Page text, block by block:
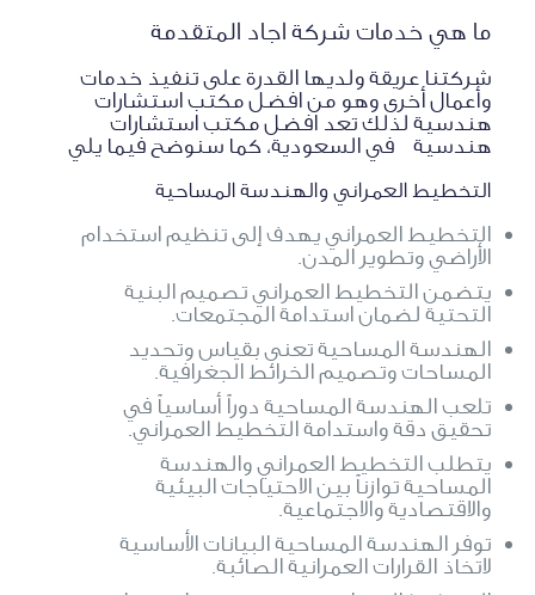
ما هي خدمات شركة اجاد المتقدمة
شركتنا عريقة ولديها القدرة على تنفيذ خدمات
وأعمال أخرى وهو من افضل مكتب استشارات
هندسية لذلك تعد افضل مكتب استشارات
هندسية في السعودية، كما سنوضح فيما يلي
التخطيط العمراني والهندسة المساحية
التخطيط العمراني يهدف إلى تنظيم استخدام
الأراضي وتطوير المدن.
يتضمن التخطيط العمراني تصميم البنية
التحتية لضمان استدامة المجتمعات.
الهندسة المساحية تعنى بقياس وتحديد
المساحات وتصميم الخرائط الجغرافية.
تلعب الهندسة المساحية دوراً أساسياً في
تحقيق دقة واستدامة التخطيط العمراني.
يتطلب التخطيط العمراني والهندسة
المساحية توازناً بين الاحتياجات البيئية
والاقتصادية والاجتماعية.
توفر الهندسة المساحية البيانات الأساسية
لاتخاذ القرارات العمرانية الصائبة.